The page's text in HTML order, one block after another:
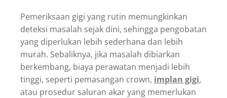
Pemeriksaan gigi yang rutin memungkinkan
deteksi masalah sejak dini, sehingga pengobatan
yang diperlukan lebih sederhana dan lebih
murah. Sebaliknya, jika masalah dibiarkan
berkembang, biaya perawatan menjadi lebih
tinggi, seperti pemasangan crown, implan gigi,
atau prosedur saluran akar yang memerlukan